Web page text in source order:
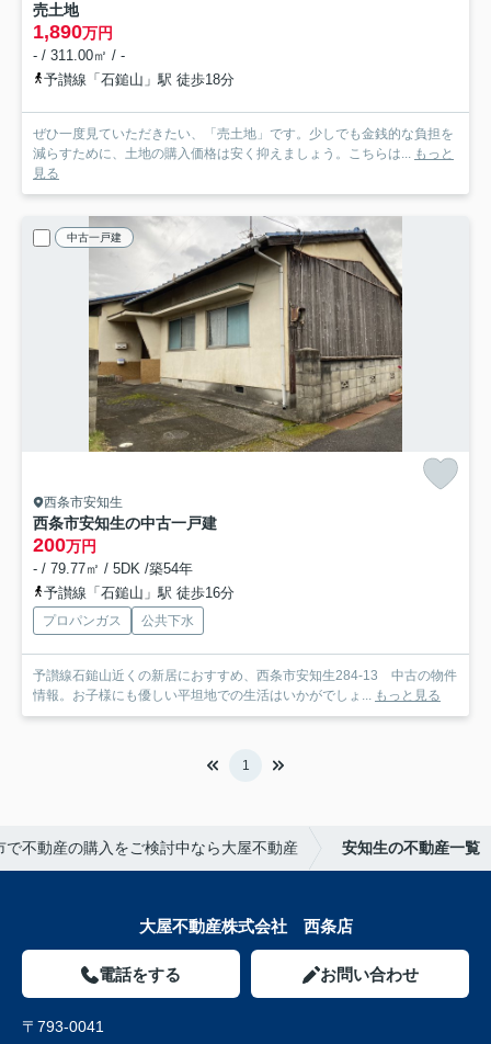
売土地
1,890万円
- / 311.00㎡ / -
予讃線「石鎚山」駅 徒歩18分
ぜひ一度見ていただきたい、「売土地」です。少しでも金銭的な負担を
減らすために、土地の購入価格は安く抑えましょう。こちらは... もっと
見る
中古一戸建
西条市安知生
西条市安知生の中古一戸建
200万円
- / 79.77㎡ / 5DK /築54年
予讃線「石鎚山」駅 徒歩16分
プロパンガス 公共下水
予讃線石鎚山近くの新居におすすめ、西条市安知生284-13 中古の物件
情報。お子様にも優しい平坦地での生活はいかがでしょ... もっと見る
1
で不動産の購入をご検討中なら大屋不動産 安知生の不動産一覧
大屋不動産株式会社 西条店
電話をする お問い合わせ
〒793-0041